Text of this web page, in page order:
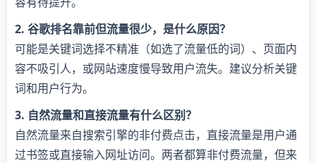
2. 谷歌排名靠前但流量很少，是什么原因？
可能是关键词选择不精准（如选了流量低的词）、页面内
容不吸引人，或网站速度慢导致用户流失。建议分析关键
词和用户行为。
3. 自然流量和直接流量有什么区别？
自然流量来自搜索引擎的非付费点击，直接流量是用户通
过书签或直接输入网址访问。两者都算非付费流量，但来